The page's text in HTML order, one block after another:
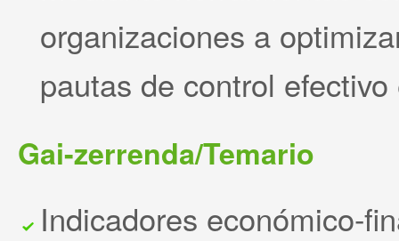
organizaciones a
pautas de control
Gai-zerrenda/Temario
Indicadores económico-